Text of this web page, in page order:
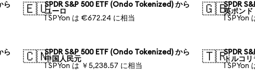
ら
🇪🇺SPDR S&P 500 ETF (Ondo Tokenized) から
ユーロ
1 SPYon は €672.24 に相当
🇬🇧SPDR
英ポンド
1 SPYon
ら
🇨🇳SPDR S&P 500 ETF (Ondo Tokenized) から
中国人民元
1 SPYon は ￥5,238.57 に相当
🇹🇷SPDR
トルコリ
1 SPYon